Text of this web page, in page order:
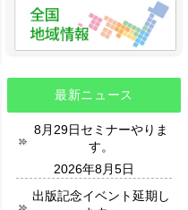
最新ニュース
8月29日セミナーやりま
す。
2026年8月5日
出版記念イベント延期し